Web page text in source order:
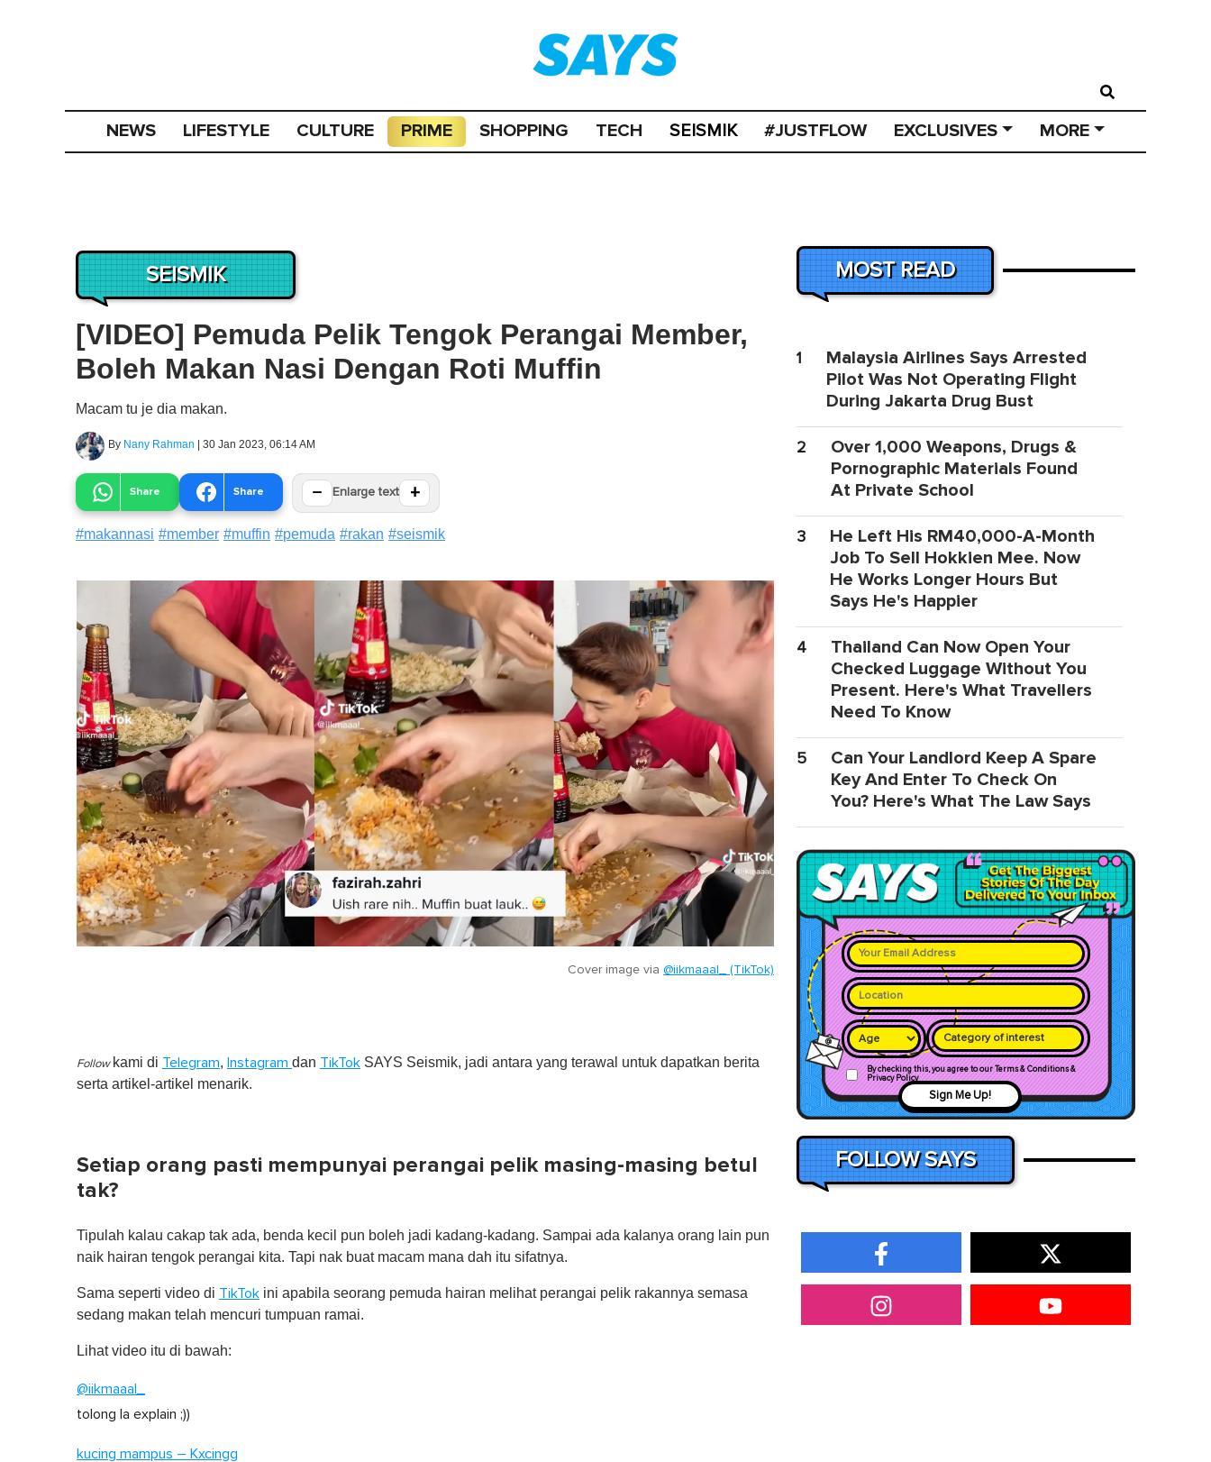
NEWS LIFESTYLE CULTURE PRIME SHOPPING TECH SEISMIK #JUSTFLOW EXCLUSIVES MORE
SEISMIK
[VIDEO] Pemuda Pelik Tengok Perangai Member,
Boleh Makan Nasi Dengan Roti Muffin
Macam tu je dia makan.
By Nany Rahman | 30 Jan 2023, 06:14 AM
Share Share − Enlarge text +
#makannasi #member #muffin #pemuda #rakan #seismik
Cover image via @iikmaaal_ (TikTok)
Follow kami di Telegram, Instagram dan TikTok SAYS Seismik, jadi antara yang terawal untuk dapatkan berita
serta artikel-artikel menarik.
Setiap orang pasti mempunyai perangai pelik masing-masing betul
tak?
Tipulah kalau cakap tak ada, benda kecil pun boleh jadi kadang-kadang. Sampai ada kalanya orang lain pun
naik hairan tengok perangai kita. Tapi nak buat macam mana dah itu sifatnya.
Sama seperti video di TikTok ini apabila seorang pemuda hairan melihat perangai pelik rakannya semasa
sedang makan telah mencuri tumpuan ramai.
Lihat video itu di bawah:
@iikmaaal_
tolong la explain ;))
kucing mampus – Kxcingg
MOST READ
1
Malaysia Airlines Says Arrested
Pilot Was Not Operating Flight
During Jakarta Drug Bust
2
Over 1,000 Weapons, Drugs &
Pornographic Materials Found
At Private School
3
He Left His RM40,000-A-Month
Job To Sell Hokkien Mee. Now
He Works Longer Hours But
Says He's Happier
4
Thailand Can Now Open Your
Checked Luggage Without You
Present. Here's What Travellers
Need To Know
5
Can Your Landlord Keep A Spare
Key And Enter To Check On
You? Here's What The Law Says
Category of interest
By checking this, you agree to our Terms & Conditions &
Privacy Policy
Sign Me Up!
FOLLOW SAYS